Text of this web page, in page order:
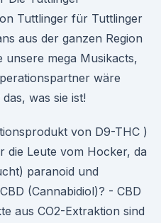
Tuttlinger für Tuttlinger
aus der ganzen Region
mega Musikacts,
wäre
was sie ist!
von D9-THC )
die Leute vom Hocker, da
paranoid und
(Cannabidiol)? - CBD
aus CO2-Extraktion sind